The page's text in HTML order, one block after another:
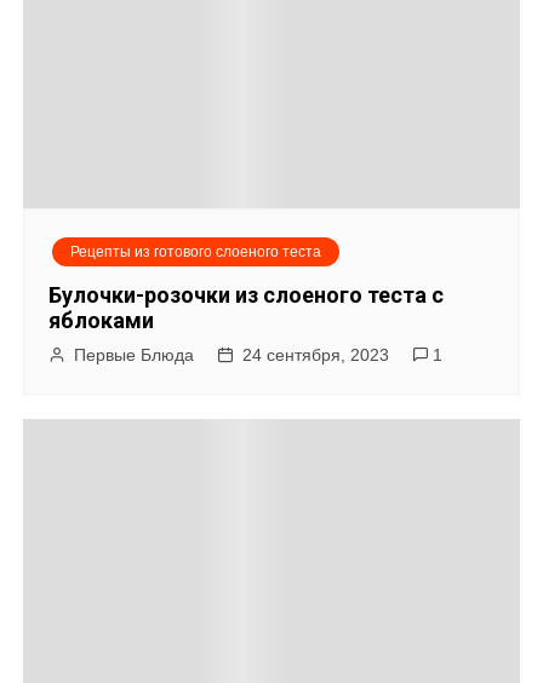
Рецепты из готового слоеного теста
Булочки-розочки из слоеного теста с
яблоками
Первые Блюда 24 сентября, 2023 1